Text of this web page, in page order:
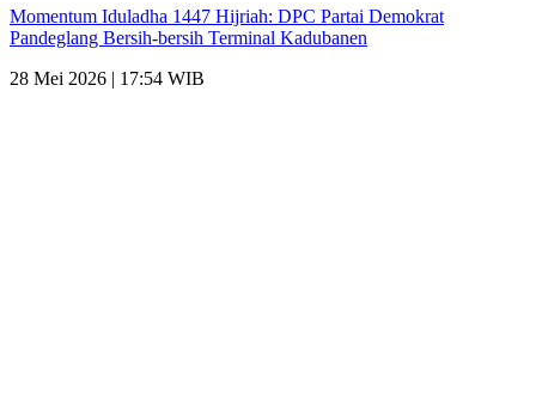
Momentum Iduladha 1447 Hijriah: DPC Partai Demokrat
Pandeglang Bersih-bersih Terminal Kadubanen
28 Mei 2026 | 17:54 WIB